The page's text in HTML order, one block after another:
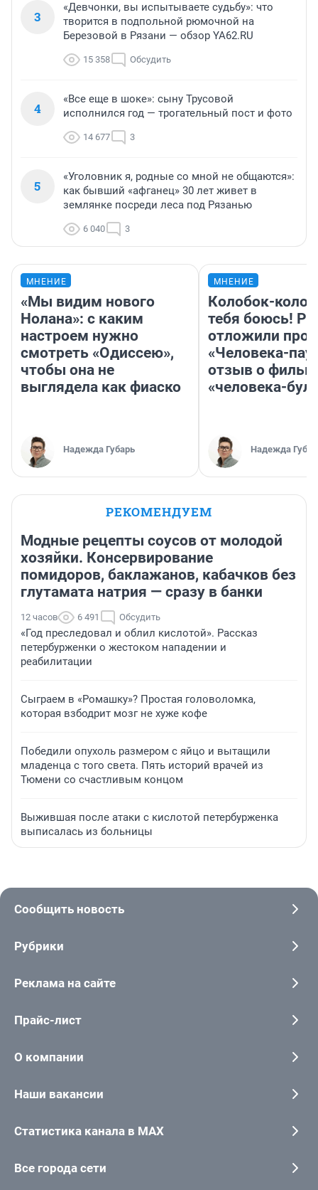
3
«Девчонки, вы испытываете судьбу»: что
творится в подпольной рюмочной на
Березовой в Рязани — обзор YA62.RU
15 358 Обсудить
4
«Все еще в шоке»: сыну Трусовой
исполнился год — трогательный пост и фото
14 677 3
5
«Уголовник я, родные со мной не общаются»:
как бывший «афганец» 30 лет живет в
землянке посреди леса под Рязанью
6 040 3
МНЕНИЕ
«Мы видим нового
Нолана»: с каким
настроем нужно
смотреть «Одиссею»,
чтобы она не
выглядела как фиаско
Надежда Губарь
МНЕНИЕ
Колобок-
тебя боюсь!
отложили
«Человека-
отзыв о
«человека-
Надежда
РЕКОМЕНДУЕМ
Модные рецепты соусов от молодой
хозяйки. Консервирование
помидоров, баклажанов, кабачков без
глутамата натрия — сразу в банки
12 часов 6 491 Обсудить
«Год преследовал и облил кислотой». Рассказ
петербурженки о жестоком нападении и
реабилитации
Сыграем в «Ромашку»? Простая головоломка,
которая взбодрит мозг не хуже кофе
Победили опухоль размером с яйцо и вытащили
младенца с того света. Пять историй врачей из
Тюмени со счастливым концом
Выжившая после атаки с кислотой петербурженка
выписалась из больницы
Сообщить новость
Рубрики
Реклама на сайте
Прайс-лист
О компании
Наши вакансии
Статистика канала в MAX
Все города сети